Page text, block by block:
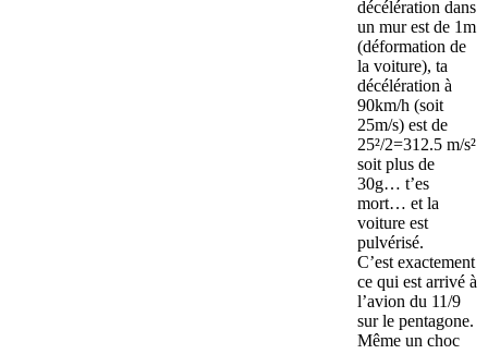
décélération dans
un mur est de 1m
(déformation de
la voiture), ta
décélération à
90km/h (soit
25m/s) est de
25²/2=312.5 m/s²
soit plus de
30g… t’es
mort… et la
voiture est
pulvérisé.
C’est exactement
ce qui est arrivé à
l’avion du 11/9
sur le pentagone.
Même un choc